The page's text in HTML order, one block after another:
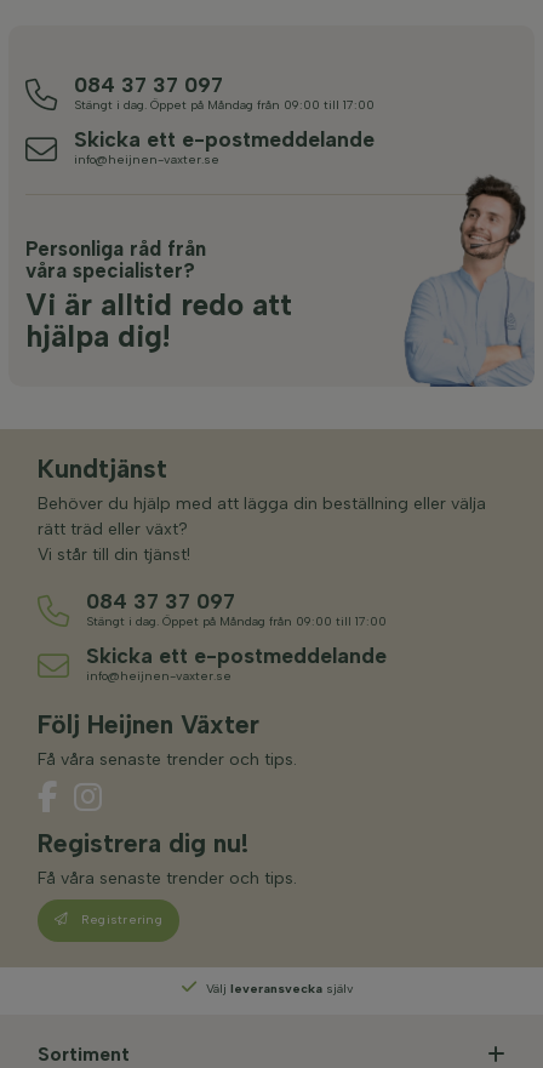
084 37 37 097
Stängt i dag. Öppet på Måndag från 09:00 till 17:00
Skicka ett e-postmeddelande
info@heijnen-vaxter.se
Personliga råd från
våra specialister?
Vi är alltid redo att
hjälpa dig!
Kundtjänst
Behöver du hjälp med att lägga din beställning eller välja
rätt träd eller växt?
Vi står till din tjänst!
084 37 37 097
Stängt i dag. Öppet på Måndag från 09:00 till 17:00
Skicka ett e-postmeddelande
info@heijnen-vaxter.se
Följ Heijnen Växter
Få våra senaste trender och tips.
Registrera dig nu!
Få våra senaste trender och tips.
Registrering
Välj leveransvecka själv
Sortiment